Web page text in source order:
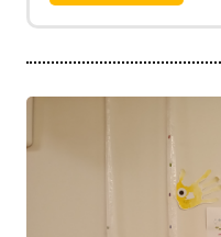
048-631-3721